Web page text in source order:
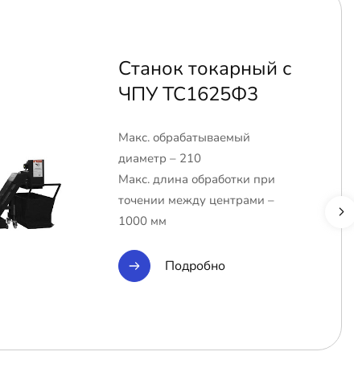
Станок токарный с
ЧПУ ТС1625Ф3
Макс. обрабатываемый
диаметр – 210
Макс. длина обработки при
точении между центрами –
1000 мм
Подробно